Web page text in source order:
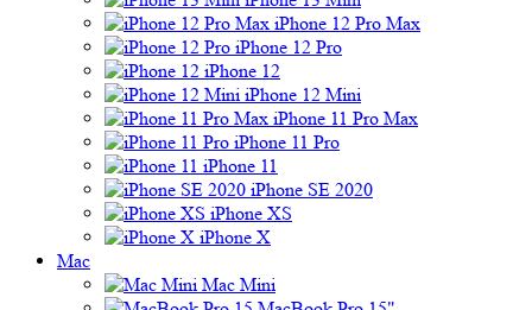
iPhone 12 Pro Max
iPhone 12 Pro
iPhone 12
iPhone 12 Mini
iPhone 11 Pro Max
iPhone 11 Pro
iPhone 11
iPhone SE 2020
iPhone XS
iPhone X
Mac
Mac Mini